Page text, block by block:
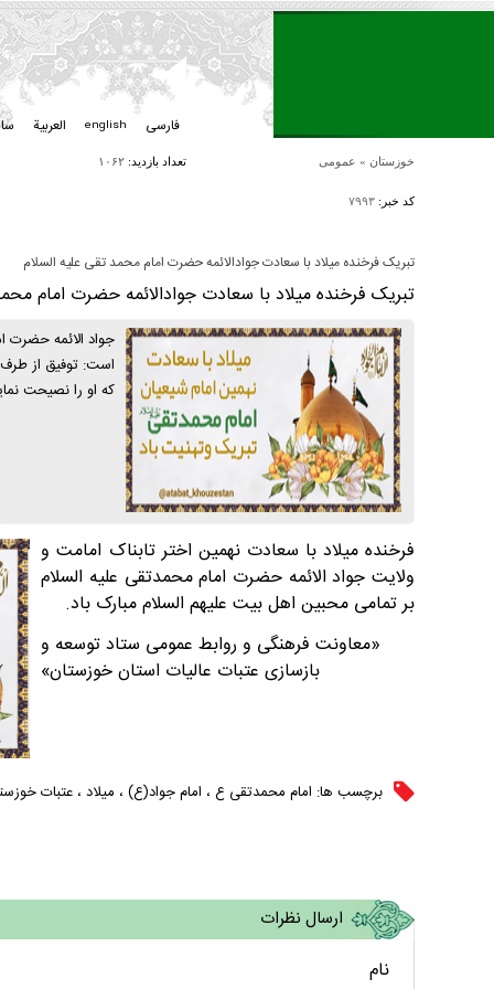
فارسی english العربیة
خوزستان » عمومی تعداد بازدید:۱۰۶۲
کد خبر: ۷۹۹۳
تبریک فرخنده میلاد با سعادت جوادالائمه حضرت امام محمد تقی علیه السلام
تبریک فرخنده میلاد با سعادت جوادالائمه حضرت امام
جواد الائمه حضرت
است: توفیق از
که او را نصیحت نماید.
فرخنده میلاد با سعادت نهمین اختر تابناک امامت و
ولایت جواد الائمه حضرت امام محمدتقی علیه السلام
بر تمامی محبین اهل بیت علیهم السلام مبارک باد.
«معاونت فرهنگی و روابط عمومی ستاد توسعه و
بازسازی عتبات عالیات استان خوزستان»
برچسب ها: امام محمدتقی ع ، امام جواد(ع) ، میلاد ، عتبات
ارسال نظرات
نام